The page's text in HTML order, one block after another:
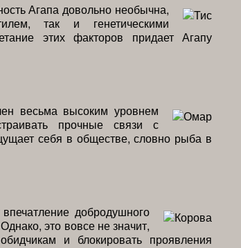
Агапа довольно необычна,
так и генетическими
этих факторов придает Агапу
весьма высоким уровнем
прочные связи с
себя в обществе, словно рыба в
добродушного
это вовсе не значит,
и блокировать проявления